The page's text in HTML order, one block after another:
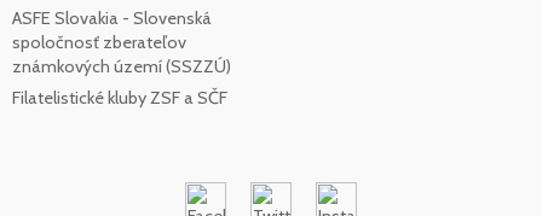
ASFE Slovakia - Slovenská
spoločnosť zberateľov
známkových území (SSZZÚ)
Filatelistické kluby ZSF a SČF